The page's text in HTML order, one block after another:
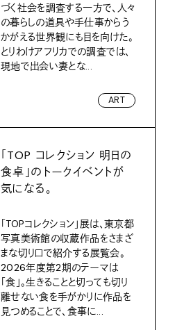
づく社会を調査する一方で、人々
の暮らしの道具や手仕事からう
かがえる世界観にも目を向けた。
とりわけアフリカでの調査では、
現地で出会い妻とな...
ART
「TOP コレクション 明日の
食卓」のトークイベントが
気になる。
「TOPコレクション」展は、東京都
写真美術館の収蔵作品をさまざ
まな切り口で紹介する展覧会。
2026年度第2期のテーマは
「食」。生きることと切っても切り
離せない食を手がかりに作品を
見つめることで、食事に...